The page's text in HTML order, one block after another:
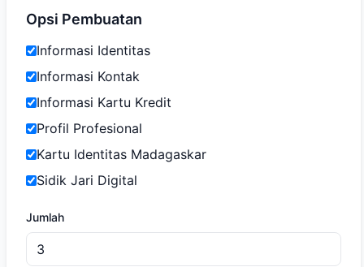
Opsi Pembuatan
Informasi Identitas
Informasi Kontak
Informasi Kartu Kredit
Profil Profesional
Kartu Identitas Madagaskar
Sidik Jari Digital
Jumlah